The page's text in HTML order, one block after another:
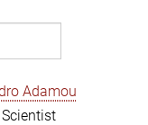
Adamou